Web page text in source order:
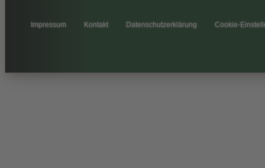
Impressum Kontakt Datenschutzerklärung Cookie-